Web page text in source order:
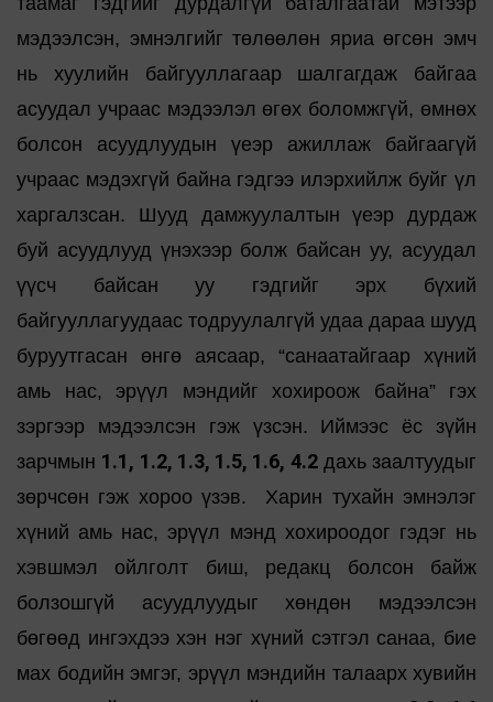
мэдээлсэн, эмнэлгийг төлөөлөн яриа өгсөн эмч
нь хуулийн байгууллагаар шалгагдаж байгаа
асуудал учраас мэдээлэл өгөх боломжгүй, өмнөх
болсон асуудлуудын үеэр ажиллаж байгаагүй
учраас мэдэхгүй байна гэдгээ илэрхийлж буйг үл
харгалзсан. Шууд дамжуулалтын үеэр дурдаж
буй асуудлууд үнэхээр болж байсан уу, асуудал
үүсч байсан уу гэдгийг эрх бүхий
байгууллагуудаас тодруулалгүй удаа дараа шууд
буруутгасан өнгө аясаар, “санаатайгаар хүний
амь нас, эрүүл мэндийг хохироож байна” гэх
зэргээр мэдээлсэн гэж үзсэн. Иймээс ёс зүйн
зарчмын 1.1, 1.2, 1.3, 1.5, 1.6, 4.2дахь заалтуудыг
зөрчсөн гэж хороо үзэв. Харин тухайн эмнэлэг
хүний амь нас, эрүүл мэнд хохироодог гэдэг нь
хэвшмэл ойлголт биш, редакц болсон байж
болзошгүй асуудлуудыг хөндөн мэдээлсэн
бөгөөд ингэхдээ хэн нэг хүний сэтгэл санаа, бие
мах бодийн эмгэг, эрүүл мэндийн талаарх хувийн